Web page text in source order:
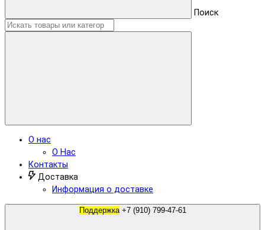
Поиск
О нас
О Нас
Контакты
Доставка
Информация о доставке
Поддержка +7 (910) 799-47-61